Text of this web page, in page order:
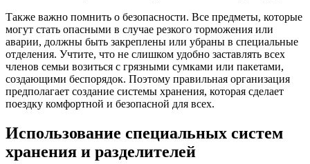
Также важно помнить о безопасности. Все предметы, которые
могут стать опасными в случае резкого торможения или
аварии, должны быть закреплены или убраны в специальные
отделения. Учтите, что не слишком удобно заставлять всех
членов семьи возиться с грязными сумками или пакетами,
создающими беспорядок. Поэтому правильная организация
предполагает создание системы хранения, которая сделает
поездку комфортной и безопасной для всех.
Использование специальных систем
хранения и разделителей